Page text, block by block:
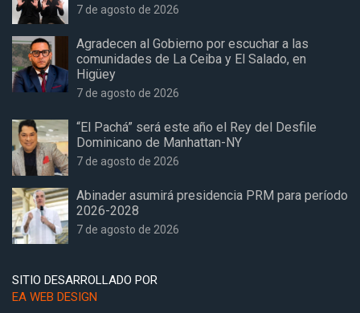
7 de agosto de 2026
Agradecen al Gobierno por escuchar a las
comunidades de La Ceiba y El Salado, en
Higüey
7 de agosto de 2026
“El Pachá” será este año el Rey del Desfile
Dominicano de Manhattan-NY
7 de agosto de 2026
Abinader asumirá presidencia PRM para período
2026-2028
7 de agosto de 2026
SITIO DESARROLLADO POR
EA WEB DESIGN